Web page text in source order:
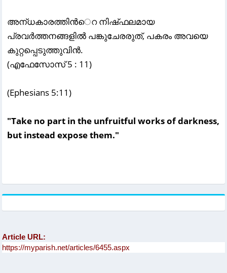
അന്‌ധകാരത്തിന്‍െറ നിഷ്‌ഫലമായ
പ്രവര്‍ത്തനങ്ങളില്‍ പങ്കുചേരരുത്‌, പകരം അവയെ
കുറ്റപ്പെടുത്തുവിന്‍.
(എഫേസോസ്‌ 5 : 11)
(Ephesians 5:11)
"Take no part in the unfruitful works of darkness,
but instead expose them."
Article URL: